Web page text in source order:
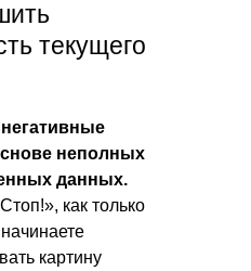
текущего
неполных
данных.
как только
картину